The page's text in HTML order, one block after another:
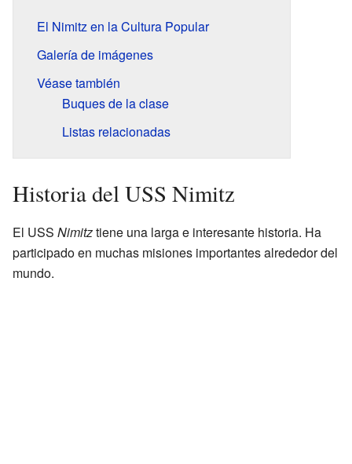
El Nimitz en la Cultura Popular
Galería de imágenes
Véase también
Buques de la clase
Listas relacionadas
Historia del USS Nimitz
El USS Nimitztiene una larga e interesante historia. Ha
participado en muchas misiones importantes alrededor del
mundo.